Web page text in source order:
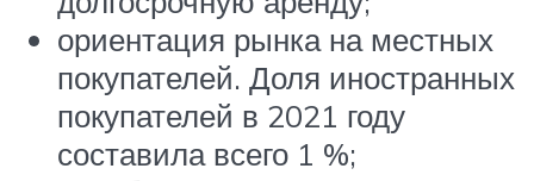
ориентация рынка на местных
покупателей. Доля иностранных
покупателей в 2021 году
составила всего 1 %;